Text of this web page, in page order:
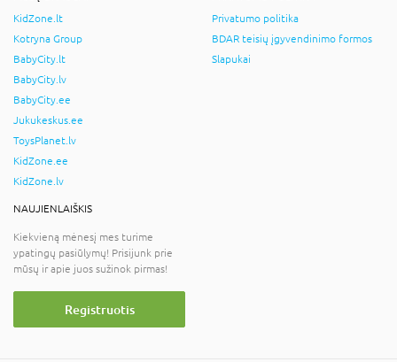
KidZone.lt
Kotryna Group
BabyCity.lt
BabyCity.lv
BabyCity.ee
Jukukeskus.ee
ToysPlanet.lv
KidZone.ee
KidZone.lv
Privatumo politika
BDAR teisių įgyvendinimo formos
Slapukai
NAUJIENLAIŠKIS
Kiekvieną mėnesį mes turime
ypatingų pasiūlymų! Prisijunk prie
mūsų ir apie juos sužinok pirmas!
Registruotis